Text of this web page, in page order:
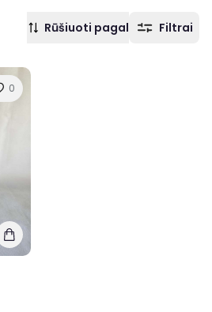
Rūšiuoti pagal Filtrai
0